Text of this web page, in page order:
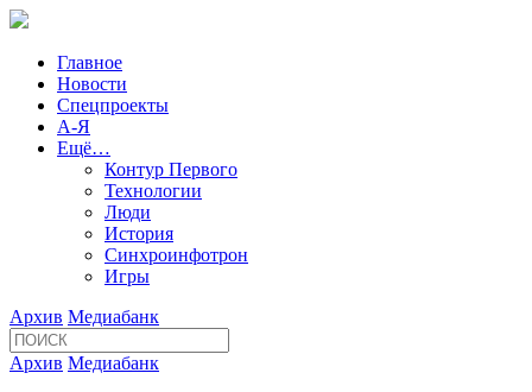
Главное
Новости
Спецпроекты
А-Я
Ещё…
Контур Первого
Технологии
Люди
История
Синхроинфотрон
Игры
Архив Медиабанк
Архив Медиабанк